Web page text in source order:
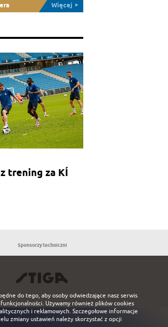
Więcej
trening za KÍ
Sponsorzy techniczni
do tego, aby osoby odwiedzające nasz serwis
Używamy również plików cookies
i reklamowych. Szczegołowe informacje
zmiany ustawień należy skorzystać z opcji